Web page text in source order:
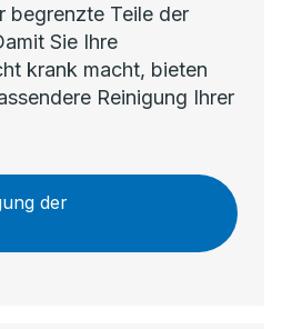
begrenzte Teile der
Sie Ihre
krank macht, bieten
Reinigung Ihrer
der